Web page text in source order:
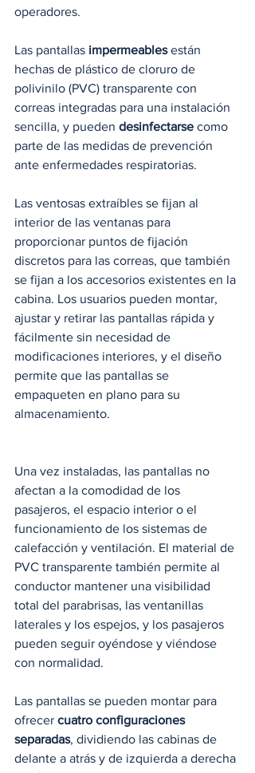
operadores.
Las pantallas impermeables están
hechas de plástico de cloruro de
polivinilo (PVC) transparente con
correas integradas para una instalación
sencilla, y pueden desinfectarse como
parte de las medidas de prevención
ante enfermedades respiratorias.
Las ventosas extraíbles se fijan al
interior de las ventanas para
proporcionar puntos de fijación
discretos para las correas, que también
se fijan a los accesorios existentes en la
cabina. Los usuarios pueden montar,
ajustar y retirar las pantallas rápida y
fácilmente sin necesidad de
modificaciones interiores, y el diseño
permite que las pantallas se
empaqueten en plano para su
almacenamiento.
Una vez instaladas, las pantallas no
afectan a la comodidad de los
pasajeros, el espacio interior o el
funcionamiento de los sistemas de
calefacción y ventilación. El material de
PVC transparente también permite al
conductor mantener una visibilidad
total del parabrisas, las ventanillas
laterales y los espejos, y los pasajeros
pueden seguir oyéndose y viéndose
con normalidad.
Las pantallas se pueden montar para
ofrecer cuatro configuraciones
separadas, dividiendo las cabinas de
delante a atrás y de izquierda a derecha